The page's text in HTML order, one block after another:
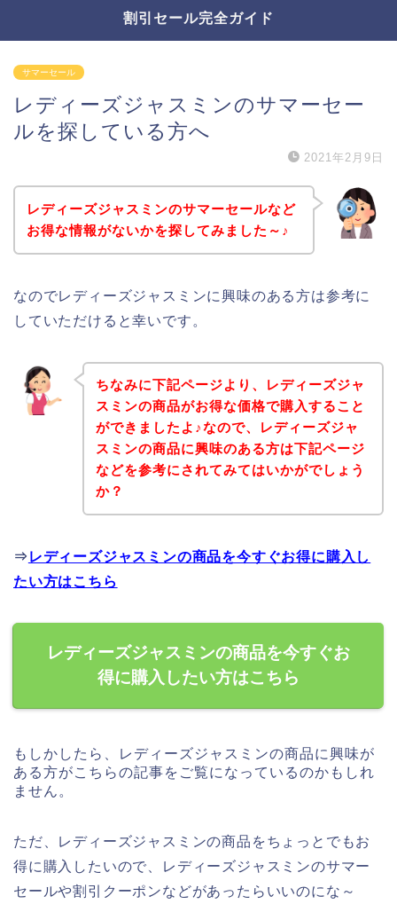
割引セール完全ガイド
サマーセール
レディーズジャスミンのサマーセー
ルを探している方へ
2021年2月9日
レディーズジャスミンのサマーセールなど
お得な情報がないかを探してみました～♪
なのでレディーズジャスミンに興味のある方は参考に
していただけると幸いです。
ちなみに下記ページより、レディーズジャ
スミンの商品がお得な価格で購入すること
ができましたよ♪なので、レディーズジャ
スミンの商品に興味のある方は下記ページ
などを参考にされてみてはいかがでしょう
か？
⇒ レディーズジャスミンの商品を今すぐお得に購入し
たい方はこちら
レディーズジャスミンの商品を今すぐお
得に購入したい方はこちら
もしかしたら、レディーズジャスミンの商品に興味が
ある方がこちらの記事をご覧になっているのかもしれ
ません。
ただ、レディーズジャスミンの商品をちょっとでもお
得に購入したいので、レディーズジャスミンのサマー
セールや割引クーポンなどがあったらいいのにな～